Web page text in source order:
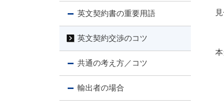
英文契約書の重要用語
英文契約交渉のコツ
共通の考え方／コツ
輸出者の場合